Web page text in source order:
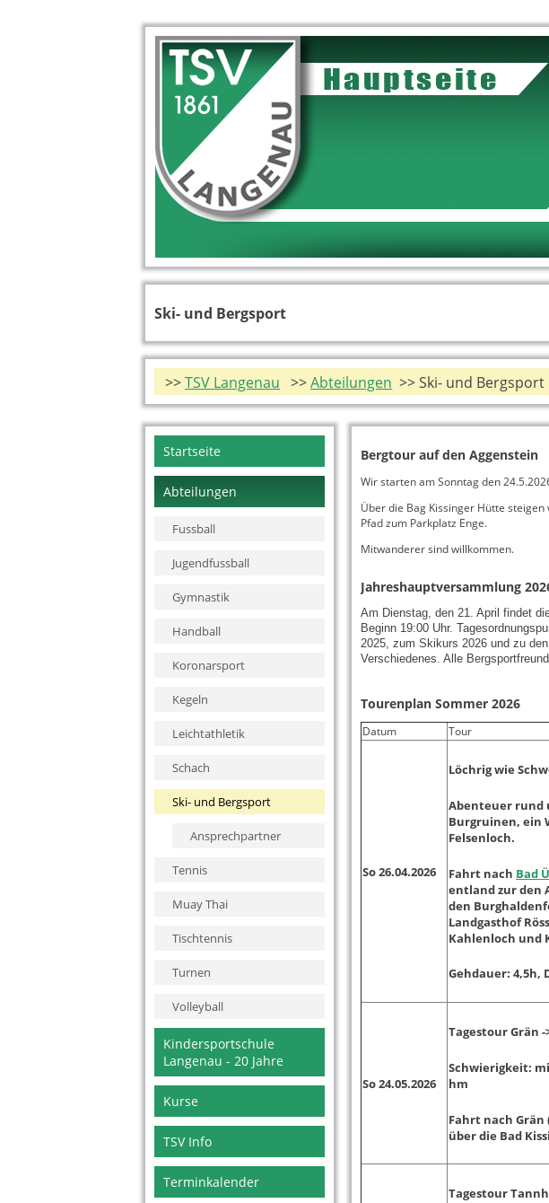
Ski- und Bergsport
>>TSV Langenau >>Abteilungen >> Ski- und Bergsport
Bergtour auf den Aggenstein
Wir starten am Sonntag den
Über die Bag Kissinger Hütte
Pfad zum Parkplatz Enge.
Mitwanderer sind willkommen.
Jahreshauptversammlung
Am Dienstag, den 21. April findet
Beginn 19:00 Uhr.
2025, zum Skikurs 2026 und zu
Verschiedenes. Alle
Tourenplan Sommer 2026
Datum Tour
So 26.04.2026
Löchrig wie
Abenteuer rund
Burgruinen, ein
Felsenloch.
Fahrt nach Bad
entland zur den
den
Landgasthof
Kahlenloch und
Gehdauer: 4,5h,
So 24.05.2026
Tagestour Grän -
Schwierigkeit:
hm
Fahrt nach Grän
über die Bad
Tagestour
Navigation
überspringen
Startseite
Abteilungen
Fussball
Jugendfussball
Gymnastik
Handball
Koronarsport
Kegeln
Leichtathletik
Schach
Ski- und Bergsport
Ansprechpartner
Tennis
Muay Thai
Tischtennis
Turnen
Volleyball
Kindersportschule
Langenau - 20 Jahre
Kurse
TSV Info
Terminkalender